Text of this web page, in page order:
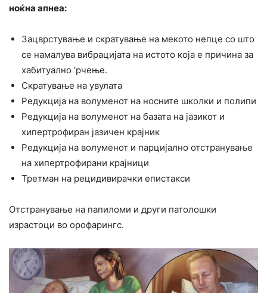
ноќна апнеа:
Зацврстување и скратување на мекото непце со што
се намалува вибрацијата на истото која е причина за
хабитуално ‘рчење.
Скратување на увулата
Редукција на волуменот на носните школки и полипи
Редукција на волуменот на базата на јазикот и
хипертрофиран јaзичен крајник
Редукција на волуменот и парцијално отстранување
на хипертрофирани крајници
Третман на рецидивирачки епистакси
Отстранување на папиломи и други патолошки
израстоци во орофарингс.